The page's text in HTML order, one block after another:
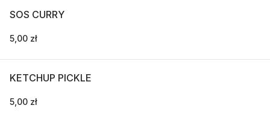
SOS CURRY
5,00 zł
KETCHUP PICKLE
5,00 zł